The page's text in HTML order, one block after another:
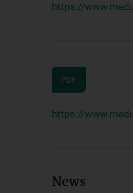
https://
PDF
https://
News